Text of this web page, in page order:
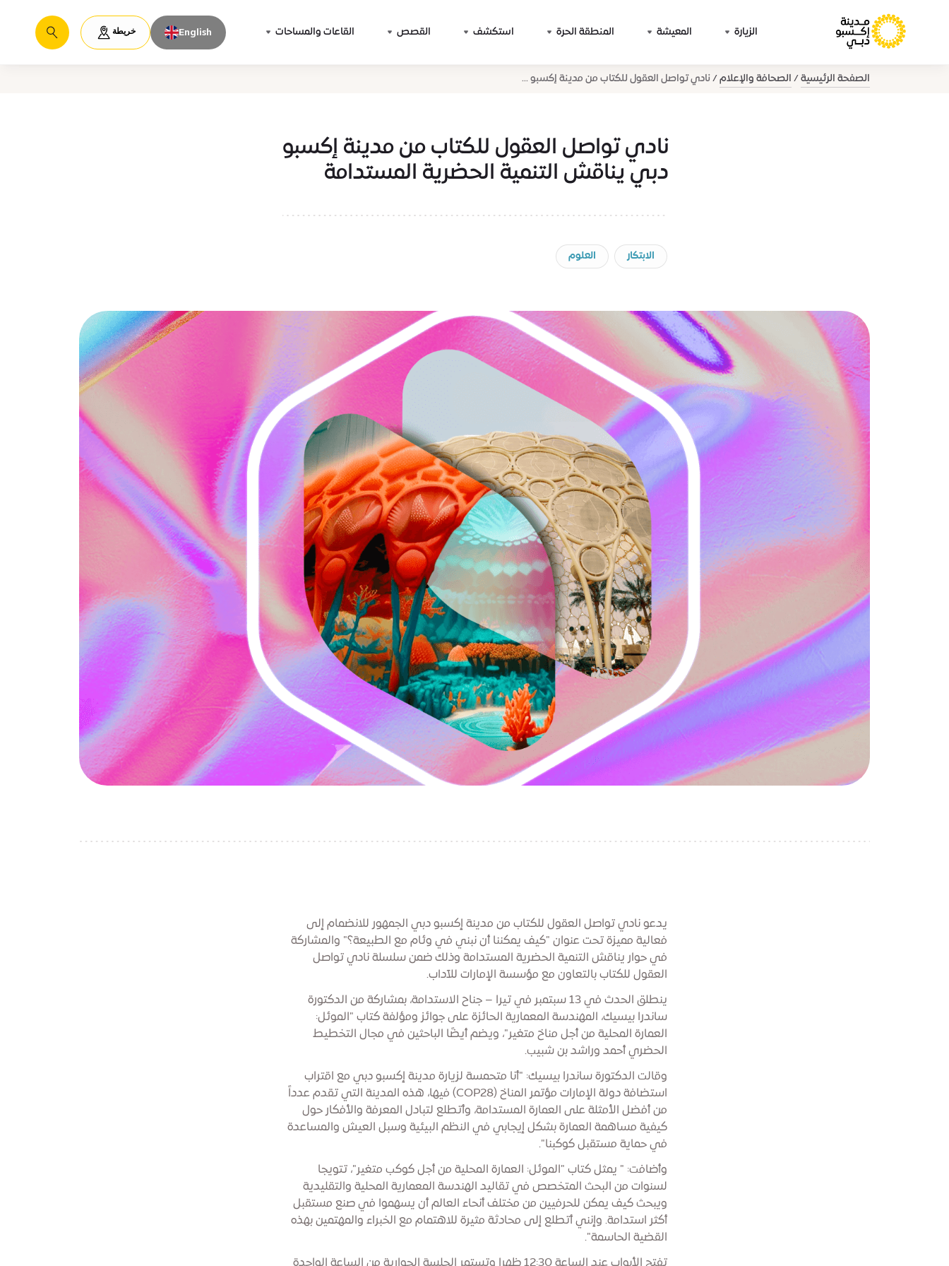
الزيارة المعيشة المنطقة الحرة استكشف القصص القاعات والمساحات English خريطة
يبحث
الصفحة الرئيسية الصحافة والإعلام نادي تواصل العقول للكتاب من مدينة إكسبو ...
نادي تواصل العقول للكتاب من مدينة إكسبو
دبي يناقش التنمية الحضرية المستدامة
الابتكار العلوم
يدعو نادي تواصل العقول للكتاب من مدينة إكسبو دبي الجمهور للانضمام إلى
فعالية مميزة تحت عنوان "كيف يمكننا أن نبني في وئام مع الطبيعة؟" والمشاركة
في حوار يناقش التنمية الحضرية المستدامة وذلك ضمن سلسلة نادي تواصل
العقول للكتاب بالتعاون مع مؤسسة الإمارات للآداب.
ينطلق الحدث في 13 سبتمبر في تيرا – جناح الاستدامة، بمشاركة من الدكتورة
ساندرا بيسيك، المهندسة المعمارية الحائزة على جوائز ومؤلفة كتاب "الموئل:
العمارة المحلية من أجل مناخ متغير"، ويضم أيضًا الباحثين في مجال التخطيط
الحضري أحمد وراشد بن شبيب.
وقالت الدكتورة ساندرا بيسيك: "أنا متحمسة لزيارة مدينة إكسبو دبي مع اقتراب
استضافة دولة الإمارات مؤتمر المناخ (COP28) فيها، هذه المدينة التي تقدم عدداً
من أفضل الأمثلة على العمارة المستدامة، وأتطلع لتبادل المعرفة والأفكار حول
كيفية مساهمة العمارة بشكل إيجابي في النظم البيئية وسبل العيش والمساعدة
في حماية مستقبل كوكبنا".
وأضافت: " يمثل كتاب "الموئل: العمارة المحلية من أجل كوكب متغير"، تتويجا
لسنوات من البحث المتخصص في تقاليد الهندسة المعمارية المحلية والتقليدية
ويبحث كيف يمكن للحرفيين من مختلف أنحاء العالم أن يسهموا في صنع مستقبل
أكثر استدامة. وإنني أتطلع إلى محادثة مثيرة للاهتمام مع الخبراء والمهتمين بهذه
القضية الحاسمة".
تفتح الأبواب عند الساعة 12:30 ظهرا وتستمر الجلسة الحوارية من الساعة الواحدة